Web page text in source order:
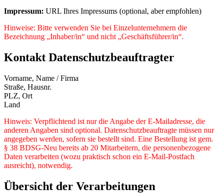
Impressum: URL Ihres Impressums (optional, aber empfohlen)
Hinweise: Bitte verwenden Sie bei Einzelunternehmern die
Bezeichnung „Inhaber/in“ und nicht „Geschäftsführer/in“.
Kontakt Datenschutzbeauftragter
Vorname, Name / Firma
Straße, Hausnr.
PLZ, Ort
Land
Hinweis: Verpflichtend ist nur die Angabe der E-Mailadresse, die
anderen Angaben sind optional. Datenschutzbeauftragte müssen nur
angegeben werden, sofern sie bestellt sind. Eine Bestellung ist gem.
§ 38 BDSG-Neu bereits ab 20 Mitarbeitern, die personenbezogene
Daten verarbeiten (wozu praktisch schon ein E-Mail-Postfach
ausreicht), notwendig.
Übersicht der Verarbeitungen